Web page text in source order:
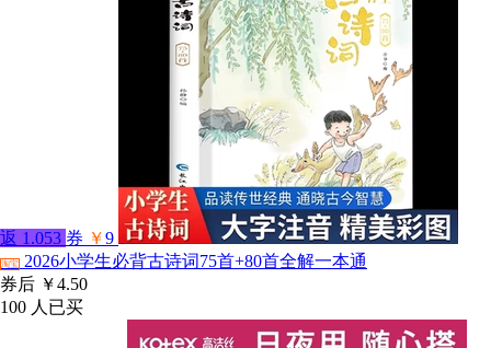
返 1.053 券 ￥9
淘宝
2026小学生必背古诗词75首+80首全解一本通
券后 ￥4.50
100 人已买